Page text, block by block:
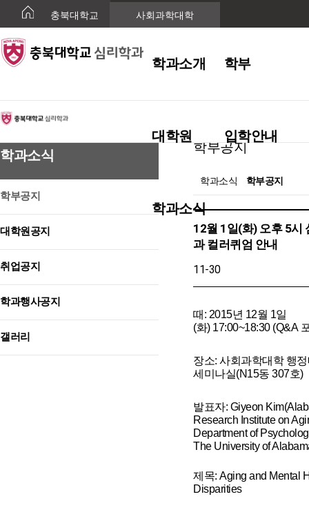
충북대학교 사회과학대학
학과소개 학부
대학원 입학안내
학과소식
학과소식
학부공지
대학원공지
취업공지
학과행사공지
갤러리
학부공지
학과소식 학부공지
12월 1일(화) 오후 5시
과 컬러퀴엄 안내
11-30
때 : 2015년 12월 1일
(화)17:00~18:30 (Q&A
장소:사회과학대학행정
세미나실(N15동 307호)
발표자: Giyeon Kim(
Research Institute on
Department of
The University of
제목:Aging and Mental
Disparities